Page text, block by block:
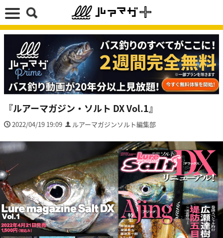
『ルアーマガジン・ソルト DX Vol.1』
2022/04/19 19:09 ルアーマガジンソルト編集部